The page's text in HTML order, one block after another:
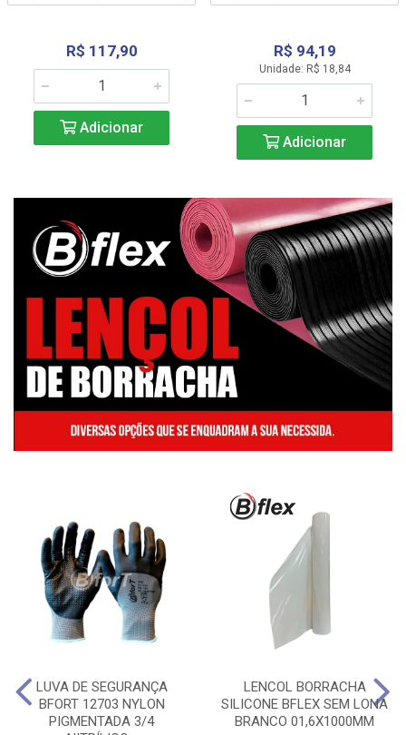
R$ 117,90
Adicionar
R$ 94,19
Unidade: R$ 18,84
Adicionar
LUVA DE SEGURANÇA
BFORT 12703 NYLON
PIGMENTADA 3/4
LENCOL BORRACHA
SILICONE BFLEX SEM LONA
BRANCO 01,6X1000MM